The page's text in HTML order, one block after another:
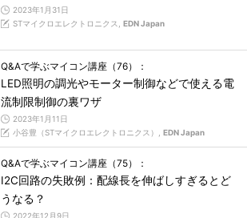
2023年1月31日
STマイクロエレクトロニクス, EDN Japan
Q&Aで学ぶマイコン講座（76）：
LED照明の調光やモーター制御などで使える電
流制限制御の裏ワザ
2023年1月11日
小谷豊（STマイクロエレクトロニクス）, EDN Japan
Q&Aで学ぶマイコン講座（75）：
I2C回路の失敗例：配線長を伸ばしすぎるとど
うなる？
2022年12月9日